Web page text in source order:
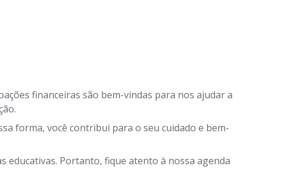
financeiras são bem-vindas para nos ajudar a
forma, você contribui para o seu cuidado e bem-
educativas. Portanto, fique atento à nossa agenda